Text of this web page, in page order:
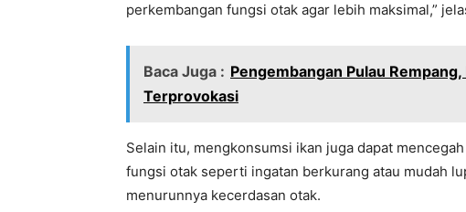
perkembangan fungsi otak agar lebih maksimal,”
Baca Juga : Pengembangan Pulau
Terprovokasi
Selain itu, mengkonsumsi ikan juga dapat
fungsi otak seperti ingatan berkurang atau mudah
menurunnya kecerdasan otak.